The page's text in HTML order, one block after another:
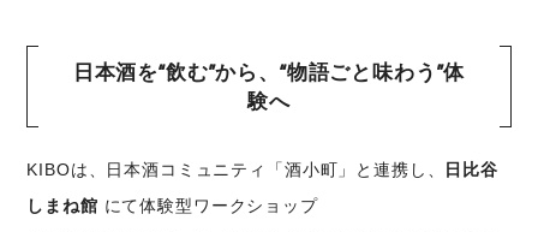
日本酒を“飲む”から、“物語ごと味わう”体
験へ
KIBOは、日本酒コミュニティ「酒小町」と連携し、
日比谷
しまね館 にて体験型ワークショップ